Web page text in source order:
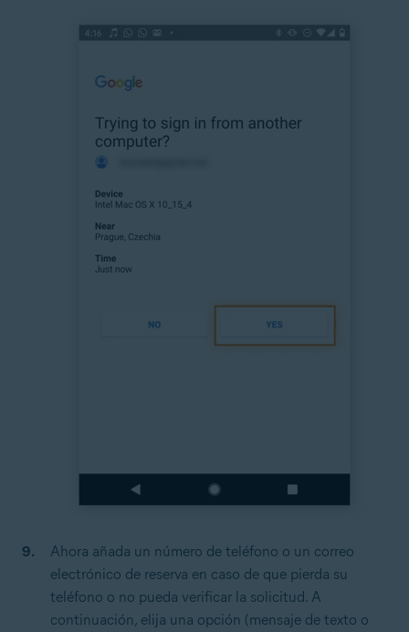
Ahora añada un número de teléfono o un correo
electrónico de reserva en caso de que pierda su
teléfono o no pueda verificar la solicitud. A
continuación, elija una opción (mensaje de texto o